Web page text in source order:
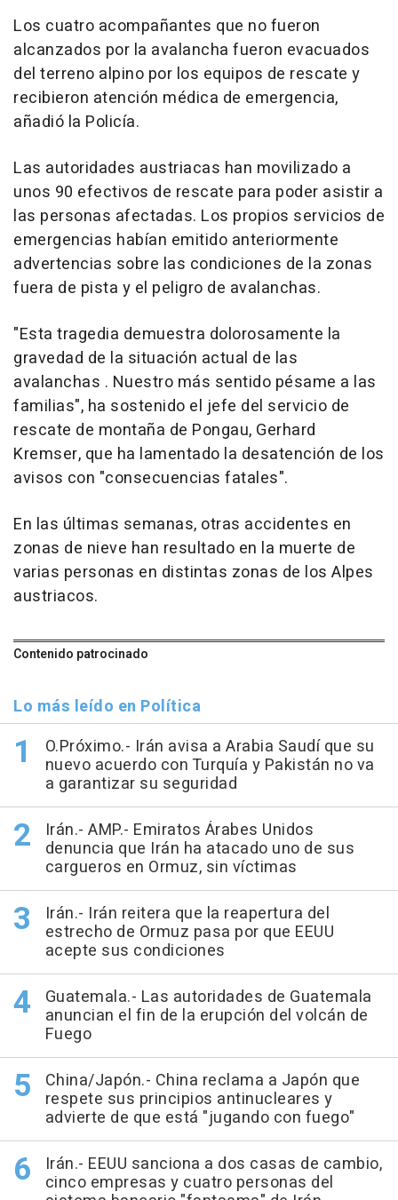
Los cuatro acompañantes que no fueron
alcanzados por la avalancha fueron evacuados
del terreno alpino por los equipos de rescate y
recibieron atención médica de emergencia,
añadió la Policía.
Las autoridades austriacas han movilizado a
unos 90 efectivos de rescate para poder asistir a
las personas afectadas. Los propios servicios de
emergencias habían emitido anteriormente
advertencias sobre las condiciones de la zonas
fuera de pista y el peligro de avalanchas.
"Esta tragedia demuestra dolorosamente la
gravedad de la situación actual de las
avalanchas . Nuestro más sentido pésame a las
familias", ha sostenido el jefe del servicio de
rescate de montaña de Pongau, Gerhard
Kremser, que ha lamentado la desatención de los
avisos con "consecuencias fatales".
En las últimas semanas, otras accidentes en
zonas de nieve han resultado en la muerte de
varias personas en distintas zonas de los Alpes
austriacos.
Contenido patrocinado
Lo más leído en Política
O.Próximo.- Irán avisa a Arabia Saudí que su
nuevo acuerdo con Turquía y Pakistán no va
a garantizar su seguridad
Irán.- AMP.- Emiratos Árabes Unidos
denuncia que Irán ha atacado uno de sus
cargueros en Ormuz, sin víctimas
Irán.- Irán reitera que la reapertura del
estrecho de Ormuz pasa por que EEUU
acepte sus condiciones
Guatemala.- Las autoridades de Guatemala
anuncian el fin de la erupción del volcán de
Fuego
China/Japón.- China reclama a Japón que
respete sus principios antinucleares y
advierte de que está "jugando con fuego"
Irán.- EEUU sanciona a dos casas de cambio,
cinco empresas y cuatro personas del